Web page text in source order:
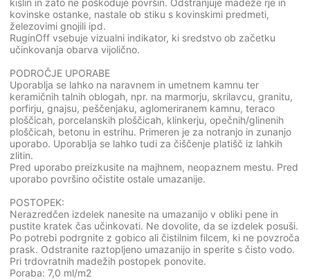
kislin in zato ne poškoduje površin. Odstranjuje madeže rje in
kovinske ostanke, nastale ob stiku s kovinskimi predmeti,
železovimi gnojili ipd.
RuginOff vsebuje vizualni indikator, ki sredstvo ob začetku
učinkovanja obarva vijolično.
PODROČJE UPORABE
Uporablja se lahko na naravnem in umetnem kamnu ter
keramičnih talnih oblogah, npr. na marmorju, skrilavcu, granitu,
porfirju, gnajsu, peščenjaku, aglomeriranem kamnu, teraco
ploščicah, porcelanskih ploščicah, klinkerju, opečnih/glinenih
ploščicah, betonu in estrihu. Primeren je za notranjo in zunanjo
uporabo. Uporablja se lahko tudi za čiščenje platišč iz lahkih
zlitin.
Pred uporabo preizkusite na majhnem, neopaznem mestu. Pred
uporabo površino očistite ostale umazanije.
POSTOPEK:
Nerazredčen izdelek nanesite na umazanijo v obliki pene in
pustite kratek čas učinkovati. Ne dovolite, da se izdelek posuši.
Po potrebi podrgnite z gobico ali čistilnim filcem, ki ne povzroča
prask. Odstranite raztopljeno umazanijo in sperite s čisto vodo.
Pri trdovratnih madežih postopek ponovite.
Poraba: 7,0 ml/m2